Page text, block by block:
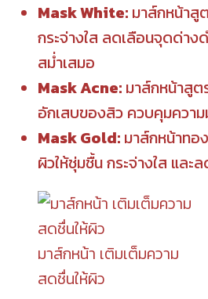
Mask White: มาส์กหน้าสู
กระจ่างใส ลดเลือนจุดด่าง
สม่ำเสมอ
Mask Acne: มาส์กหน้าสู
อักเสบของสิว ควบคุมควา
Mask Gold: มาส์กหน้าทอ
ผิวให้ชุ่มชื้น กระจ่างใส และ
มาส์กหน้า เติมเต็มความ
สดชื่นให้ผิว